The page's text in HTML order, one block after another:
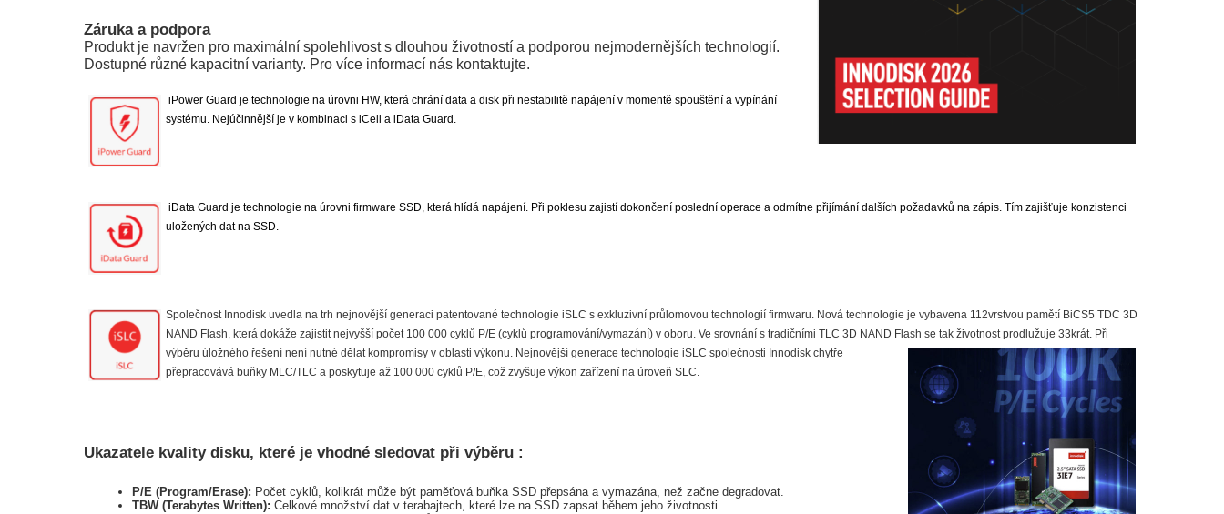
Záruka a podpora
Produkt je navržen pro maximální spolehlivost s dlouhou životností a podporou nejmodernějších technologií.
Dostupné různé kapacitní varianty. Pro více informací nás kontaktujte.
iPower Guard je technologie na úrovni HW, která chrání data a disk při nestabilitě napájení v momentě spouštění a vypínání
systému. Nejúčinnější je v kombinaci s iCell a iData Guard.
iData Guard je technologie na úrovni firmware SSD, která hlídá napájení. Při poklesu zajistí dokončení poslední operace a odmítne přijímání dalších požadavků na zápis. Tím zajišťuje konzistenci
uložených dat na SSD.
Společnost Innodisk uvedla na trh nejnovější generaci patentované technologie iSLC s exkluzivní průlomovou technologií firmwaru. Nová technologie je vybavena 112vrstvou pamětí BiCS5 TDC 3D
NAND Flash, která dokáže zajistit nejvyšší počet 100 000 cyklů P/E (cyklů programování/vymazání) v oboru. Ve srovnání s tradičními TLC 3D NAND Flash se tak životnost prodlužuje 33krát. Při
výběru úložného řešení není nutné dělat kompromisy v oblasti výkonu. Nejnovější generace technologie iSLC společnosti Innodisk chytře
přepracovává buňky MLC/TLC a poskytuje až 100 000 cyklů P/E, což zvyšuje výkon zařízení na úroveň SLC.
Ukazatele kvality disku, které je vhodné sledovat při výběru :
P/E (Program/Erase): Počet cyklů, kolikrát může být paměťová buňka SSD přepsána a vymazána, než začne degradovat.
TBW (Terabytes Written): Celkové množství dat v terabajtech, které lze na SSD zapsat během jeho životnosti.